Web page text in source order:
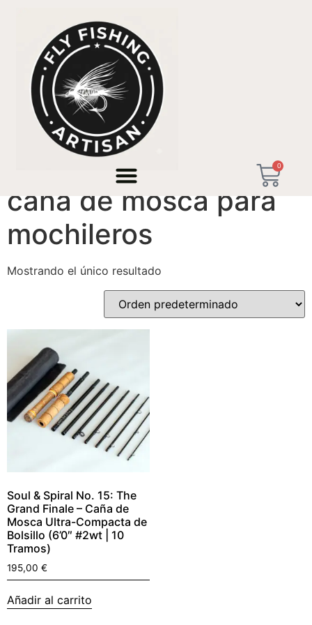
0
/ Productos etiquetados “caña de mosca para
caña de mosca para
mochileros
Mostrando el único resultado
Soul & Spiral No. 15: The
Grand Finale – Caña de
Mosca Ultra-Compacta de
Bolsillo (6’0″ #2wt | 10
Tramos)
195,00 €
Añadir al carrito